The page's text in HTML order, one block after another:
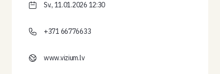
Sv., 11.01.2026 12:30
+371 66776633
www.vizium.lv